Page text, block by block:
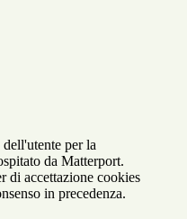
per la
da Matterport.
di accettazione cookies
in precedenza.